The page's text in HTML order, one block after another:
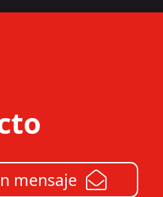
mensaje